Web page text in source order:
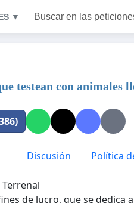
▼ Buscar en las
testean con animales
Discusión Política
de lucro, que se dedica